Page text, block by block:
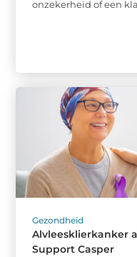
onzekerheid of een
Gezondheid
Alvleesklierkanker
Support Casper